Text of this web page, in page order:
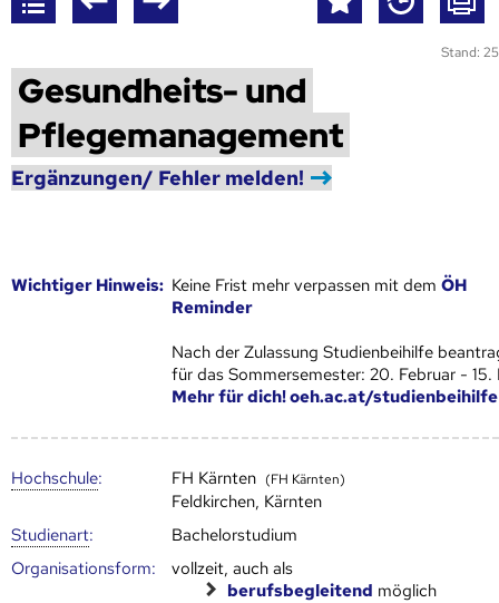
Stand:
Gesundheits- und
Pflegemanagement
Ergänzungen/ Fehler melden!
Wich­ti­ger Hin­weis: Keine Frist mehr verpassen mit demÖH
Reminder
Nach der Zulassung Studienbeihilfe
für das Sommersemester: 20. Februar - 15.
Mehr für dich! oeh.ac.at/studienbeihilfe
Hoch­schule: FH Kärnten (FH Kärnten)
Feldkirchen, Kärnten
Studienart:
Bachelorstudium
Organisationsform:
vollzeit, auch als
berufsbegleitend möglich